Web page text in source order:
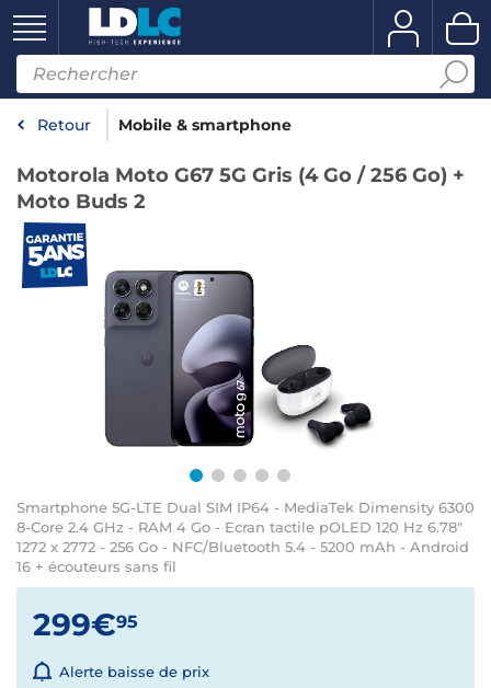
Retour Mobile & smartphone
Motorola Moto G67 5G Gris (4 Go / 256 Go) +
Moto Buds 2
Smartphone 5G-LTE Dual SIM IP64 - MediaTek Dimensity 6300
8-Core 2.4 GHz - RAM 4 Go - Ecran tactile pOLED 120 Hz 6.78"
1272 x 2772 - 256 Go - NFC/Bluetooth 5.4 - 5200 mAh - Android
16 + écouteurs sans fil
299€95
Alerte baisse de prix